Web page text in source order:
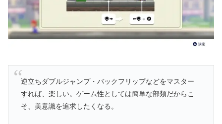
逆立ちダブルジャンプ・バックフリップなどをマスター
すれば、楽しい。ゲーム性としては簡単な部類だからこ
そ、美意識を追求したくなる。